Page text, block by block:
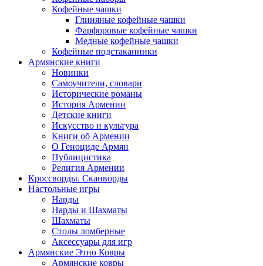
Кофейные чашки
Глиняные кофейные чашки
Фарфоровые кофейные чашки
Медные кофейные чашки
Кофейные подстаканники
Армянские книги
Новинки
Самоучители, словари
Исторические романы
История Армении
Детские книги
Иcкусство и культура
Книги об Армении
О Геноциде Армян
Публицистика
Религия Армении
Кроссворды. Сканворды
Настольные игры
Нарды
Нарды и Шахматы
Шахматы
Столы ломберные
Аксессуары для игр
Армянские Этно Ковры
Армянские ковры